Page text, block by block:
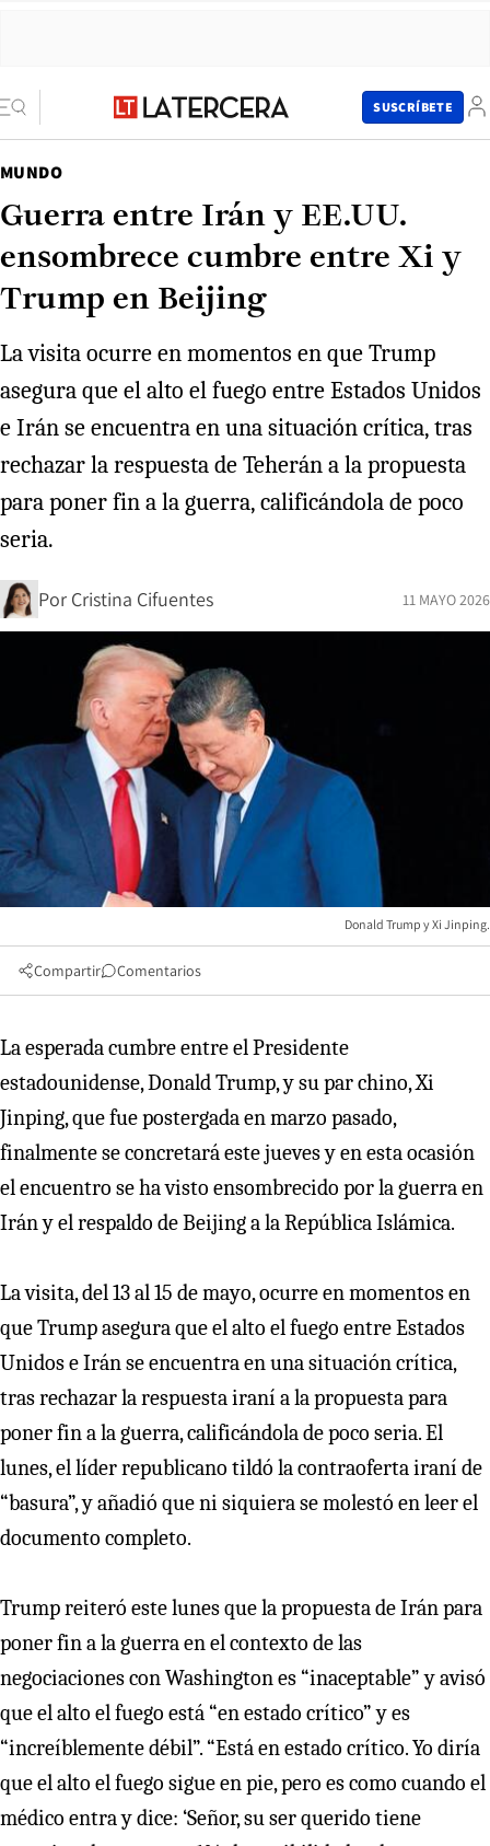
SUSCRÍBETE
MUNDO
Guerra entre Irán y EE.UU.
ensombrece cumbre entre Xi y
Trump en Beijing
La visita ocurre en momentos en que Trump
asegura que el alto el fuego entre Estados Unidos
e Irán se encuentra en una situación crítica, tras
rechazar la respuesta de Teherán a la propuesta
para poner fin a la guerra, calificándola de poco
seria.
Por Cristina Cifuentes 11 MAYO 2026
Donald Trump y Xi Jinping.
Compartir Comentarios
La esperada cumbre entre el Presidente
estadounidense, Donald Trump, y su par chino, Xi
Jinping, que fue postergada en marzo pasado,
finalmente se concretará este jueves y en esta ocasión
el encuentro se ha visto ensombrecido por la guerra en
Irán y el respaldo de Beijing a la República Islámica.
La visita, del 13 al 15 de mayo, ocurre en momentos en
que Trump asegura que el alto el fuego entre Estados
Unidos e Irán se encuentra en una situación crítica,
tras rechazar la respuesta iraní a la propuesta para
poner fin a la guerra, calificándola de poco seria. El
lunes, el líder republicano tildó la contraoferta iraní de
“basura”, y añadió que ni siquiera se molestó en leer el
documento completo.
Trump reiteró este lunes que la propuesta de Irán para
poner fin a la guerra en el contexto de las
negociaciones con Washington es “inaceptable” y avisó
que el alto el fuego está “en estado crítico” y es
“increíblemente débil”. “Está en estado crítico. Yo diría
que el alto el fuego sigue en pie, pero es como cuando el
médico entra y dice: ‘Señor, su ser querido tiene